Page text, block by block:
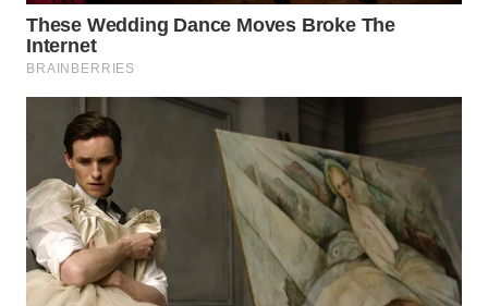
WN
BORNEO
WAHANA
NEWS
WAHANA
TANI